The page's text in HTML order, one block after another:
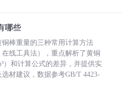
哪些
棒重量的三种常用计算方法
在线工具法），重点解析了黄铜
）和计算公式的差异，并提供实
材建议，数据参考GB/T 4423-